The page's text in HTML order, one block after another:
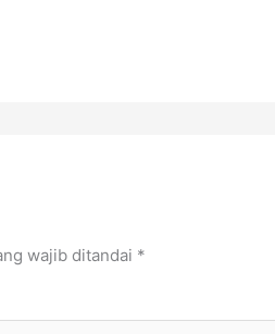
wajib ditandai *